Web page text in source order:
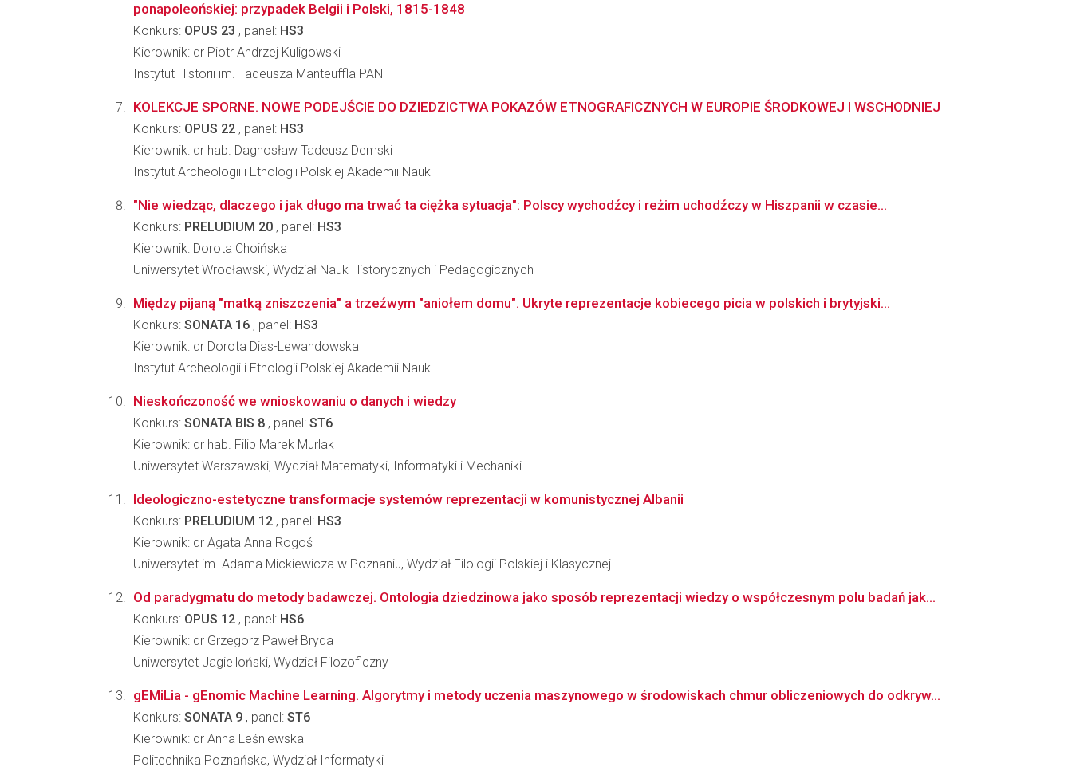
ponapoleońskiej: przypadek Belgii i Polski, 1815-1848
Konkurs: OPUS 23 , panel: HS3
Kierownik: dr Piotr Andrzej Kuligowski
Instytut Historii im. Tadeusza Manteuffla PAN
KOLEKCJE SPORNE. NOWE PODEJŚCIE DO DZIEDZICTWA POKAZÓW ETNOGRAFICZNYCH W EUROPIE ŚRODKOWEJ I WSCHODNIEJ
Konkurs: OPUS 22 , panel: HS3
Kierownik: dr hab. Dagnosław Tadeusz Demski
Instytut Archeologii i Etnologii Polskiej Akademii Nauk
"Nie wiedząc, dlaczego i jak długo ma trwać ta ciężka sytuacja": Polscy wychodźcy i reżim uchodźczy w Hiszpanii w czasie...
Konkurs: PRELUDIUM 20 , panel: HS3
Kierownik: Dorota Choińska
Uniwersytet Wrocławski, Wydział Nauk Historycznych i Pedagogicznych
Między pijaną "matką zniszczenia" a trzeźwym "aniołem domu". Ukryte reprezentacje kobiecego picia w polskich i brytyjski...
Konkurs: SONATA 16 , panel: HS3
Kierownik: dr Dorota Dias-Lewandowska
Instytut Archeologii i Etnologii Polskiej Akademii Nauk
Nieskończoność we wnioskowaniu o danych i wiedzy
Konkurs: SONATA BIS 8 , panel: ST6
Kierownik: dr hab. Filip Marek Murlak
Uniwersytet Warszawski, Wydział Matematyki, Informatyki i Mechaniki
Ideologiczno-estetyczne transformacje systemów reprezentacji w komunistycznej Albanii
Konkurs: PRELUDIUM 12 , panel: HS3
Kierownik: dr Agata Anna Rogoś
Uniwersytet im. Adama Mickiewicza w Poznaniu, Wydział Filologii Polskiej i Klasycznej
Od paradygmatu do metody badawczej. Ontologia dziedzinowa jako sposób reprezentacji wiedzy o współczesnym polu badań jak...
Konkurs: OPUS 12 , panel: HS6
Kierownik: dr Grzegorz Paweł Bryda
Uniwersytet Jagielloński, Wydział Filozoficzny
gEMiLia - gEnomic Machine Learning. Algorytmy i metody uczenia maszynowego w środowiskach chmur obliczeniowych do odkryw...
Konkurs: SONATA 9 , panel: ST6
Kierownik: dr Anna Leśniewska
Politechnika Poznańska, Wydział Informatyki